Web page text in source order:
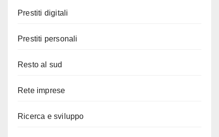
Prestiti digitali
Prestiti personali
Resto al sud
Rete imprese
Ricerca e sviluppo